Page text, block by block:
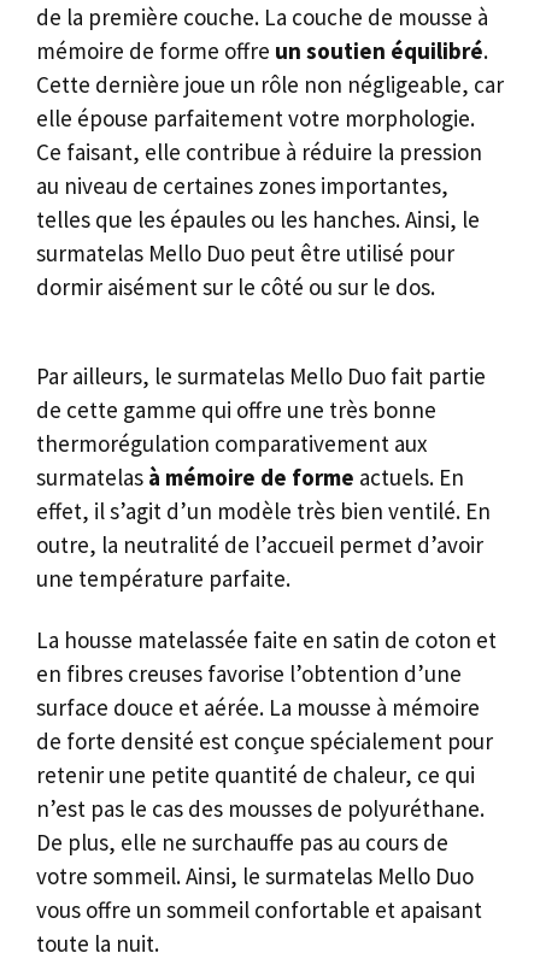
de la première couche. La couche de mousse à
mémoire de forme offre un soutien équilibré.
Cette dernière joue un rôle non négligeable, car
elle épouse parfaitement votre morphologie.
Ce faisant, elle contribue à réduire la pression
au niveau de certaines zones importantes,
telles que les épaules ou les hanches. Ainsi, le
surmatelas Mello Duo peut être utilisé pour
dormir aisément sur le côté ou sur le dos.
Par ailleurs, le surmatelas Mello Duo fait partie
de cette gamme qui offre une très bonne
thermorégulation comparativement aux
surmatelas à mémoire de forme actuels. En
effet, il s’agit d’un modèle très bien ventilé. En
outre, la neutralité de l’accueil permet d’avoir
une température parfaite.
La housse matelassée faite en satin de coton et
en fibres creuses favorise l’obtention d’une
surface douce et aérée. La mousse à mémoire
de forte densité est conçue spécialement pour
retenir une petite quantité de chaleur, ce qui
n’est pas le cas des mousses de polyuréthane.
De plus, elle ne surchauffe pas au cours de
votre sommeil. Ainsi, le surmatelas Mello Duo
vous offre un sommeil confortable et apaisant
toute la nuit.